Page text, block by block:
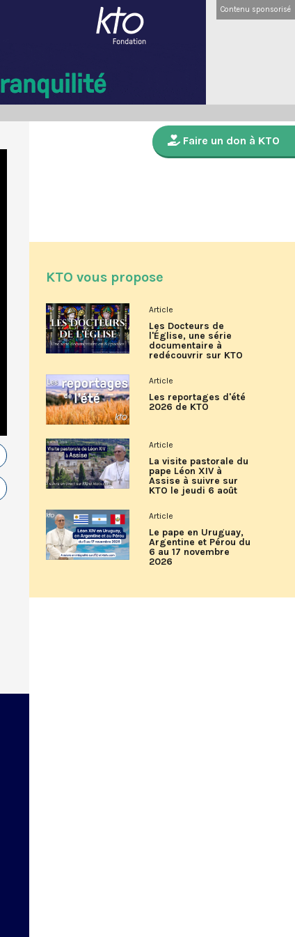
Contenu sponsorisé
Faire un don à KTO
KTO vous propose
Article
Les Docteurs de
l'Église, une série
documentaire à
redécouvrir sur KTO
Article
Les reportages d'été
2026 de KTO
Article
La visite pastorale du
pape Léon XIV à
Assise à suivre sur
KTO le jeudi 6 août
Article
Le pape en Uruguay,
Argentine et Pérou du
6 au 17 novembre
2026